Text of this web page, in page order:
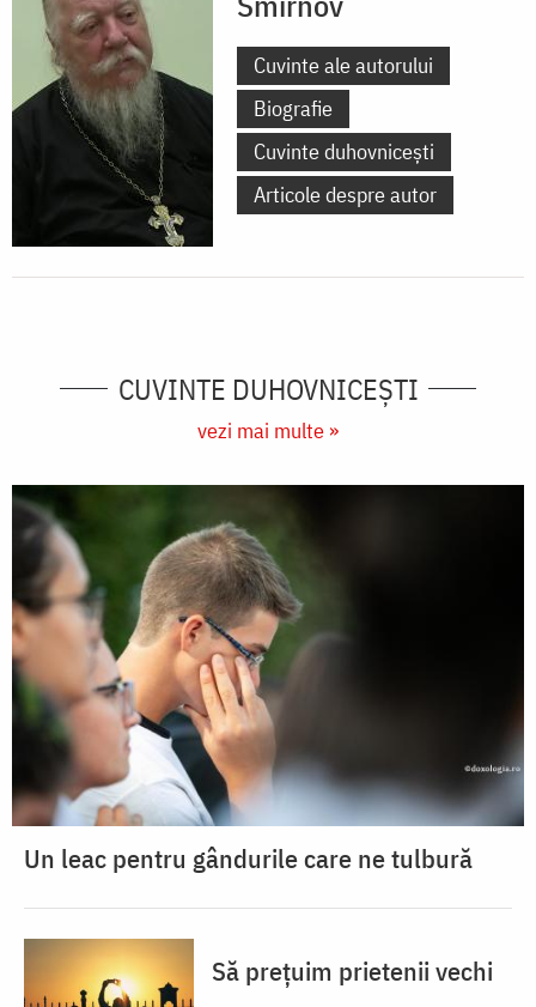
Cuvinte ale autorului
Biografie
Cuvinte duhovnicești
Articole despre autor
CUVINTE DUHOVNICEȘTI
vezi mai multe »
Un leac pentru gândurile care ne tulbură
Să prețuim prietenii vechi